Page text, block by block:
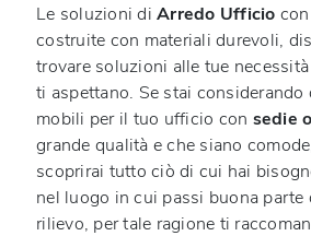
Le soluzioni diArredo Ufficio con
costruite con materiali durevoli,
trovare soluzioni alle tue
ti aspettano. Se stai considerando
mobili per il tuo ufficio con sedie
grande qualità e che siano
scoprirai tutto ciò di cui hai
nel luogo in cui passi buona parte
rilievo, per tale ragione ti